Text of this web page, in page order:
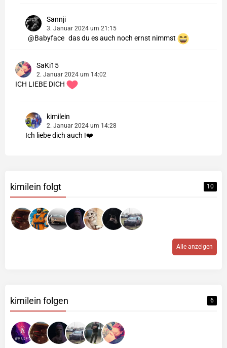
Sannji
3. Januar 2024 um 21:15
Babyface das du es auch noch ernst nimmst
SaKi15
2. Januar 2024 um 14:02
ICH LIEBE DICH
kimilein
2. Januar 2024 um 14:28
Ich liebe dich auch !❤️
kimilein folgt 10
Alle anzeigen
kimilein folgen 6